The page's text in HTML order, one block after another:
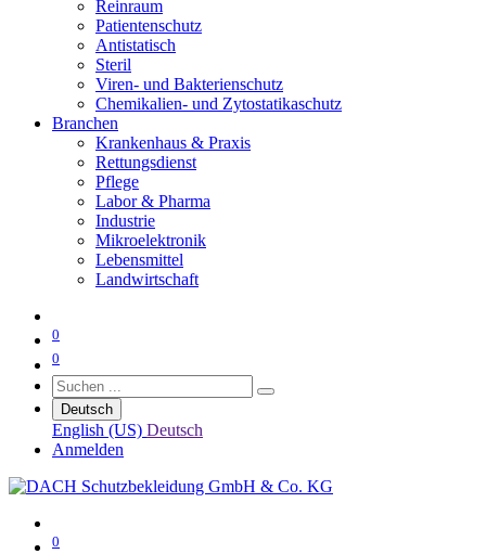
Reinraum
Patientenschutz
Antistatisch
Steril
Viren- und Bakterienschutz
Chemikalien- und Zytostatikaschutz
Branchen
Krankenhaus & Praxis
Rettungsdienst
Pflege
Labor & Pharma
Industrie
Mikroelektronik
Lebensmittel
Landwirtschaft
0
0
Deutsch
English (US) Deutsch
Anmelden
0